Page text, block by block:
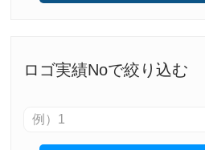
ロゴ実績Noで絞り込む